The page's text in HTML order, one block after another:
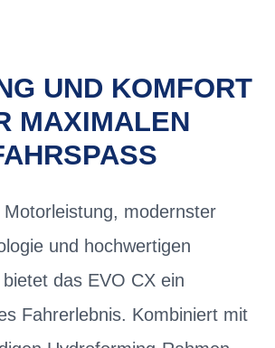
UND KOMFORT
MAXIMALEN
modernster
und hochwertigen
das EVO CX ein
Fahrerlebnis. Kombiniert mit